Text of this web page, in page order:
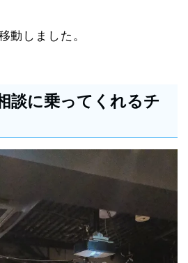
動しました。
談に乗ってくれるチ